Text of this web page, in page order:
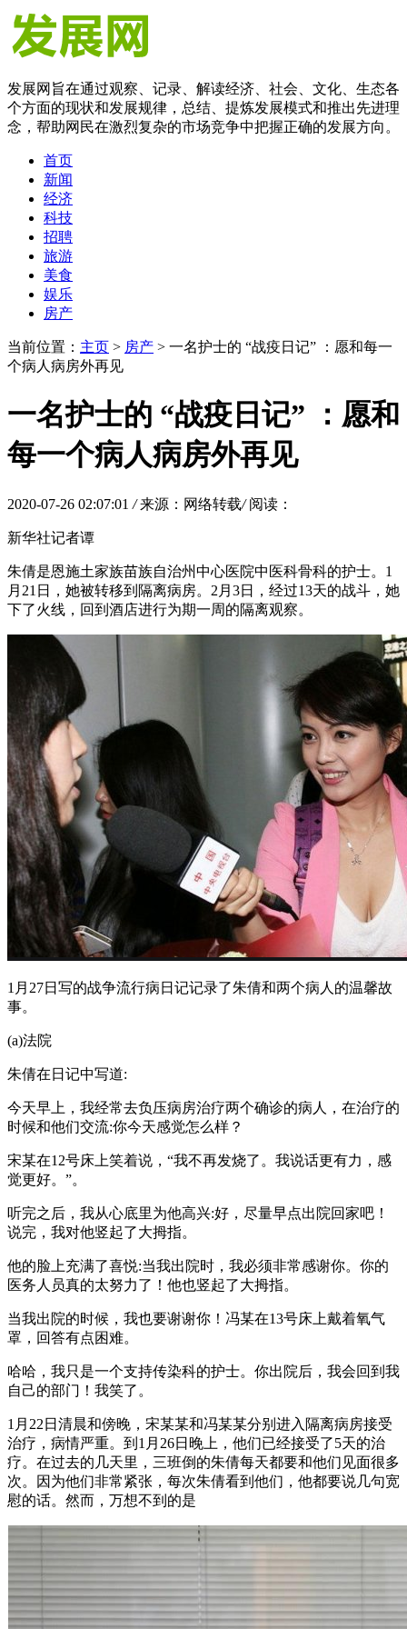
发展网旨在通过观察、记录、解读经济、社会、文化、生态各
个方面的现状和发展规律，总结、提炼发展模式和推出先进理
念，帮助网民在激烈复杂的市场竞争中把握正确的发展方向。
首页
新闻
经济
科技
招聘
旅游
美食
娱乐
房产
当前位置： 主页 > 房产 > 一名护士的 “战疫日记” ：愿和每一
个病人病房外再见
一名护士的 “战疫日记” ：愿和
每一个病人病房外再见
2020-07-26 02:07:01 / 来源：网络转载/ 阅读：
新华社记者谭
朱倩是恩施土家族苗族自治州中心医院中医科骨科的护士。1
月21日，她被转移到隔离病房。2月3日，经过13天的战斗，她
下了火线，回到酒店进行为期一周的隔离观察。
1月27日写的战争流行病日记记录了朱倩和两个病人的温馨故
事。
(a)法院
朱倩在日记中写道:
今天早上，我经常去负压病房治疗两个确诊的病人，在治疗的
时候和他们交流:你今天感觉怎么样？
宋某在12号床上笑着说，“我不再发烧了。我说话更有力，感
觉更好。”。
听完之后，我从心底里为他高兴:好，尽量早点出院回家吧！
说完，我对他竖起了大拇指。
他的脸上充满了喜悦:当我出院时，我必须非常感谢你。你的
医务人员真的太努力了！他也竖起了大拇指。
当我出院的时候，我也要谢谢你！冯某在13号床上戴着氧气
罩，回答有点困难。
哈哈，我只是一个支持传染科的护士。你出院后，我会回到我
自己的部门！我笑了。
1月22日清晨和傍晚，宋某某和冯某某分别进入隔离病房接受
治疗，病情严重。到1月26日晚上，他们已经接受了5天的治
疗。在过去的几天里，三班倒的朱倩每天都要和他们见面很多
次。因为他们非常紧张，每次朱倩看到他们，他都要说几句宽
慰的话。然而，万想不到的是